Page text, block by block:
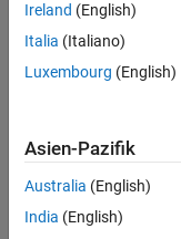
Ireland (English)
Italia (Italiano)
Luxembourg (English)
Asien-Pazifik
Australia (English)
India (English)